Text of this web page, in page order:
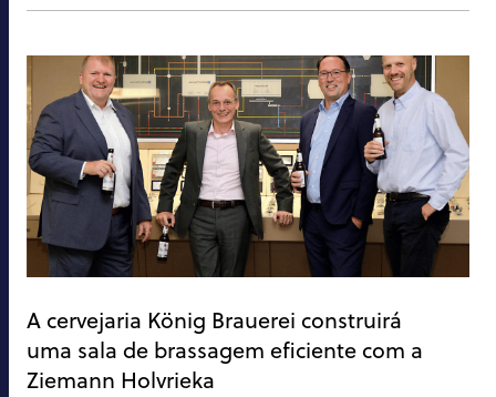
A cervejaria König Brauerei construirá
uma sala de brassagem eficiente com a
Ziemann Holvrieka